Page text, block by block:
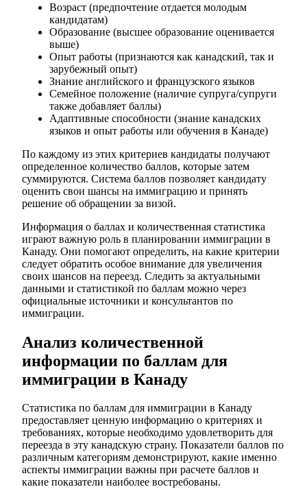
Возраст (предпочтение отдается молодым
кандидатам)
Образование (высшее образование оценивается
выше)
Опыт работы (признаются как канадский, так и
зарубежный опыт)
Знание английского и французского языков
Семейное положение (наличие супруга/супруги
также добавляет баллы)
Адаптивные способности (знание канадских
языков и опыт работы или обучения в Канаде)
По каждому из этих критериев кандидаты получают
определенное количество баллов, которые затем
суммируются. Система баллов позволяет кандидату
оценить свои шансы на иммиграцию и принять
решение об обращении за визой.
Информация о баллах и количественная статистика
играют важную роль в планировании иммиграции в
Канаду. Они помогают определить, на какие критерии
следует обратить особое внимание для увеличения
своих шансов на переезд. Следить за актуальными
данными и статистикой по баллам можно через
официальные источники и консультантов по
иммиграции.
Анализ количественной
информации по баллам для
иммиграции в Канаду
Статистика по баллам для иммиграции в Канаду
предоставляет ценную информацию о критериях и
требованиях, которые необходимо удовлетворить для
переезда в эту канадскую страну. Показатели баллов по
различным категориям демонстрируют, какие именно
аспекты иммиграции важны при расчете баллов и
какие показатели наиболее востребованы.